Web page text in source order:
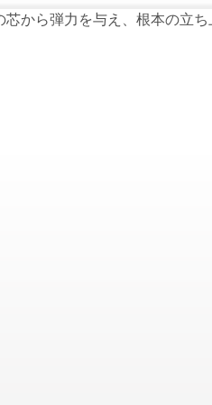
から弾力を与え、根本の立